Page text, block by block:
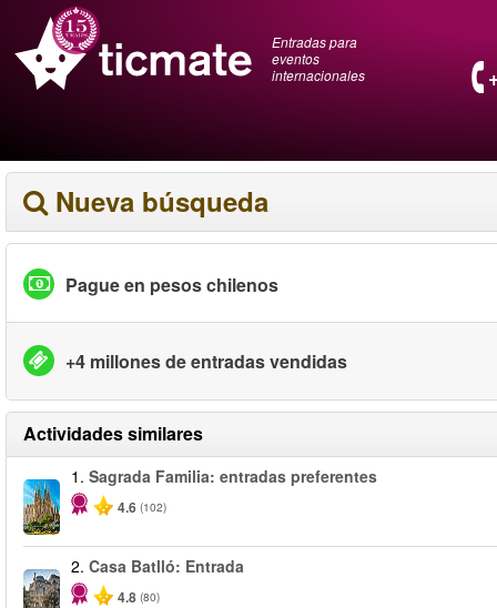
Entradas para
eventos
internacionales
Nueva búsqueda
Pague en pesos chilenos
+4 millones de entradas vendidas
Actividades similares
1. Sagrada Familia: entradas preferentes
4.6 (102)
2. Casa Batlló: Entrada
4.8 (80)